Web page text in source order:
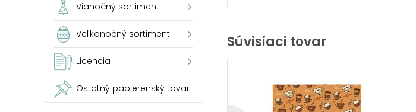
Vianočný sortiment
Veľkonočný sortiment
Licencia
Ostatný papierenský tovar
Súvisiaci tovar